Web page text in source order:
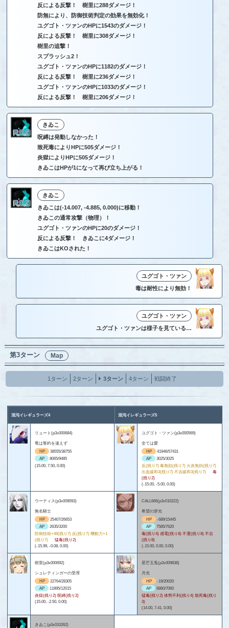
反による反撃！ 樹里に288ダメージ！
防無により、防御技術判定の効果を無効化！
ユグゴト・ツァンのHPに1543のダメージ！
反による反撃！ 樹里に308ダメージ！
樹里の追撃！
スプラッシュ2！
ユグゴト・ツァンのHPに1182のダメージ！
反による反撃！ 樹里に236ダメージ！
ユグゴト・ツァンのHPに1033のダメージ！
反による反撃！ 樹里に206ダメージ！
きゐこ
呪縛は発動しなかった！
致死毒によりHPに505ダメージ！
炎獄によりHPに505ダメージ！
きゐこはHPが1になって再び立ち上がる！
きゐこ
きゐこは(-14.007, -4.885, 0.000)に移動！
きゐこの通常攻撃（物理）！
ユグゴト・ツァンのHPに20のダメージ！
反による反撃！ きゐこに4ダメージ！
きゐこはKOされた！
ユグゴト・ツァン
毒は耐性により無効！
ユグゴト・ツァン
ユグゴト・ツァンは様子を見ている…
第3ターン Map
1ターン 2ターン 3ターン 4ターン 戦闘終了
混沌イレギュラーズ4 混沌イレギュラーズ5
リュート(p3x000684)
竜は誓約を違えず
HP
38555/38755
AP
8065/9485
(15.00, 7.50, 0.00)
ユグゴト・ツァン(p3x000569)
全ては愛
HP
41946/57431
AP
3025/3025
反(残り7) 毒無効(残り7) 火炎無効(残り7)
出血緩和3(残り7) 不吉緩和3(残り7)
毒
(残り2)
(-15.00, -5.00, 0.00)
ウーティス(p3x009093)
無名騎士
HP
25407/26653
AP
2635/3200
防御技術+46(残り7) 反(残り7) 機動力+1
(残り7)
猛毒(残り2)
(-15.99, -0.08, 0.00)
CALL666(p3x010222)
希望の穿光
HP
-689/15445
AP
7585/7620
毒(残り4) 感電(残り8) 不運(残り8) 不吉
(残り8)
(-15.00, 0.00, 0.00)
樹里(p3x000692)
シュレティンガーの受理
HP
22764/28305
AP
11895/12015
炎獄(残り2) 呪縛(残り2)
(15.00, -2.50, 0.00)
星芒玉兎(p3x009838)
月光
HP
-19/20020
AP
6860/7060
猛毒(残り2) 体勢不利(残り4) 致死毒(残り
3)
(14.00, 7.41, 0.00)
きゐこ(p3x010262)